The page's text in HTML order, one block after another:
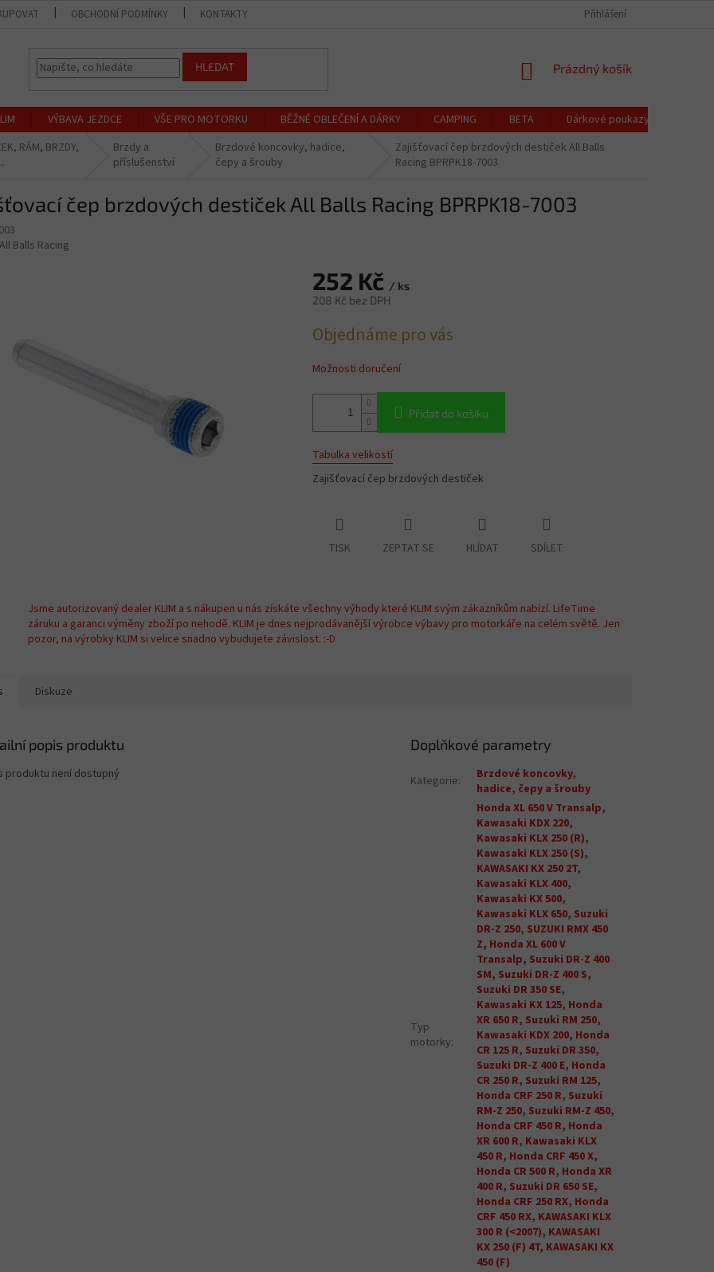
OBCHODNÍ PODMÍNKY KONTAKTY CENÍK DOPRAVY A PLATBY
Přihlášení
HLEDAT
NÁKUPNÍ
Prázdný košík
VÝBAVA JEZDCE VŠE PRO MOTORKU BĚŽNÉ OBLEČENÍ A DÁRKY CAMPING BETA Dárkové poukazy
RÁM, BRZDY,
Brzdy a
příslušenství
Brzdové koncovky, hadice,
čepy a šrouby
Zajišťovací čep brzdových destiček All Balls
Racing BPRPK18-7003
čep brzdových destiček All Balls Racing BPRPK18-7003
All Balls Racing
252 Kč / ks
208 Kč bez DPH
cena:
Objednáme pro vás
Možnosti doručení
Přidat do košíku
Tabulka velikostí
Zajišťovací čep brzdových destiček
TISK ZEPTAT SE HLÍDAT SDÍLET
Jsme autorizovaný dealer KLIM a s nákupen u nás získáte všechny výhody které KLIM svým zákazníkům nabízí. LifeTime
záruku a garanci výměny zboží po nehodě. KLIM je dnes nejprodávanější výrobce výbavy pro motorkáře na celém světě. Jen
pozor, na výrobky KLIM si velice snadno vybudujete závislost. :-D
Diskuze
popis produktu
produktu není dostupný
Doplňkové parametry
Kategorie:
Brzdové koncovky,
hadice, čepy a šrouby
Typ
motorky:
Honda XL 650 V Transalp,
Kawasaki KDX 220,
Kawasaki KLX 250 (R),
Kawasaki KLX 250 (S),
KAWASAKI KX 250 2T,
Kawasaki KLX 400,
Kawasaki KX 500,
Kawasaki KLX 650, Suzuki
DR-Z 250, SUZUKI RMX 450
Z, Honda XL 600 V
Transalp, Suzuki DR-Z 400
SM, Suzuki DR-Z 400 S,
Suzuki DR 350 SE,
Kawasaki KX 125, Honda
XR 650 R, Suzuki RM 250,
Kawasaki KDX 200, Honda
CR 125 R, Suzuki DR 350,
Suzuki DR-Z 400 E, Honda
CR 250 R, Suzuki RM 125,
Honda CRF 250 R, Suzuki
RM-Z 250, Suzuki RM-Z 450,
Honda CRF 450 R, Honda
XR 600 R, Kawasaki KLX
450 R, Honda CRF 450 X,
Honda CR 500 R, Honda XR
400 R, Suzuki DR 650 SE,
Honda CRF 250 RX, Honda
CRF 450 RX, KAWASAKI KLX
300 R (<2007), KAWASAKI
KX 250 (F) 4T, KAWASAKI KX
450 (F)